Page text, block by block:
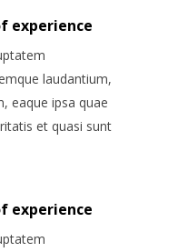
experience
laudantium,
eaque ipsa quae
et quasi sunt
experience